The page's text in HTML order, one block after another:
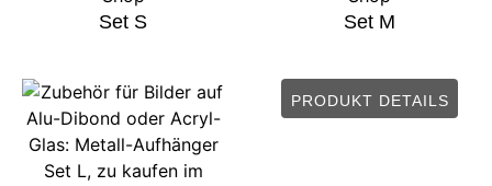
Set S Set M
PRODUKT DETAILS